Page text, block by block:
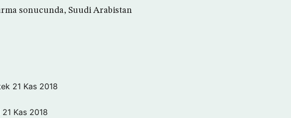
sonucunda, Suudi Arabistan
21 Kas 2018
21 Kas 2018